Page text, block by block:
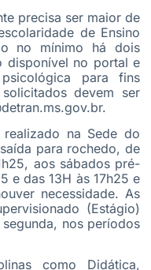
precisa ser maior de
de Ensino
no mínimo há dois
disponível no portal e
para fins
devem ser
.
realizado na Sede do
para rochedo, de
aos sábados pré-
e das 13H às 17h25 e
necessidade. As
(Estágio)
nos períodos
como Didática,